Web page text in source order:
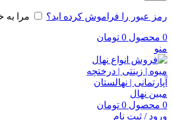
رمز عبور را فراموش کرده اید؟ مرا به
0 محصول 0 تومان
منو
0 محصول 0 تومان
ورود / ثبت نام